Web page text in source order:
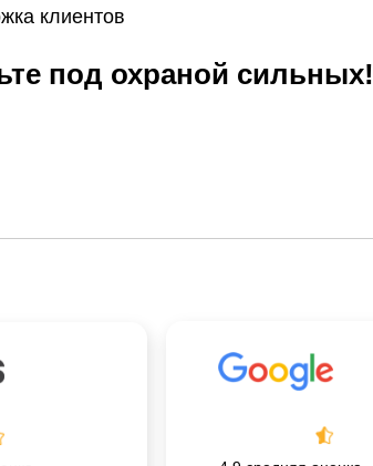
клиентов
под охраной сильных!